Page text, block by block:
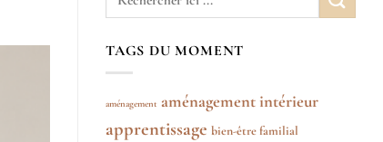
TAGS DU MOMENT
aménagement aménagement intérieur
apprentissage bien-être familial